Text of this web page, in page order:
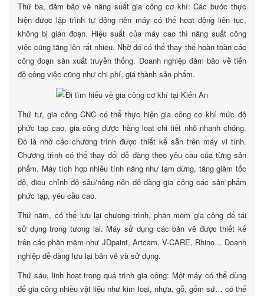
Thứ ba, đảm bảo về năng suất gia công cơ khí: Các bước thực
hiện được lập trình tự động nên máy có thể hoạt động liên tục,
không bị gián đoạn. Hiệu suất của máy cao thì năng suất công
việc cũng tăng lên rất nhiều. Nhờ đó có thể thay thế hoàn toàn các
công đoạn sản xuất truyền thống. Doanh nghiệp đảm bảo về tiến
độ công việc cũng như chi phí, giá thành sản phẩm.
Thứ tư, gia công CNC có thể thực hiện gia công cơ khí mức độ
phức tạp cao, gia công được hàng loạt chi tiết nhỏ nhanh chóng.
Đó là nhờ các chương trình được thiết kế sẵn trên máy vi tính.
Chương trình có thể thay đổi dễ dàng theo yêu cầu của từng sản
phẩm. Máy tích hợp nhiều tính năng như tạm dừng, tăng giảm tốc
độ, điều chỉnh độ sâu/nông nên dễ dàng gia công các sản phẩm
phức tạp, yêu cầu cao.
Thứ năm, có thể lưu lại chương trình, phần mềm gia công để tái
sử dụng trong tương lai. Máy sử dụng các bản vẽ được thiết kế
trên các phần mềm như JDpaint, Artcam, V-CARE, Rhino… Doanh
nghiệp dễ dàng lưu lại bản vẽ và sử dụng.
Thứ sáu, linh hoạt trong quá trình gia công: Một máy có thể dùng
để gia công nhiều vật liệu như kim loại, nhựa, gỗ, gốm sứ… có thể